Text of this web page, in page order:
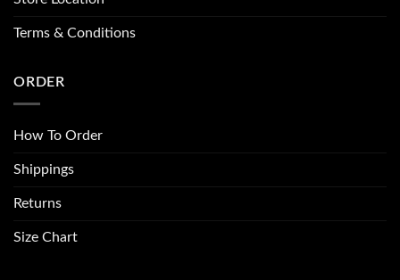
Terms & Conditions
ORDER
How To Order
Shippings
Returns
Size Chart